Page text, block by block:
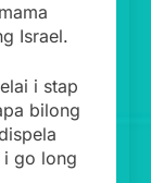
Israel.
i stap
bilong
i go long